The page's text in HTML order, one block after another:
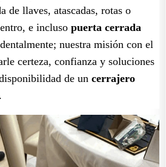
de llaves, atascadas, rotas o
e incluso puerta cerrada
nuestra misión con el
certeza, confianza y soluciones
de un cerrajero